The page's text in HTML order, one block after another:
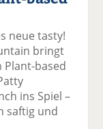
neue tasty!
bringt
Plant-based
ins Spiel –
saftig und